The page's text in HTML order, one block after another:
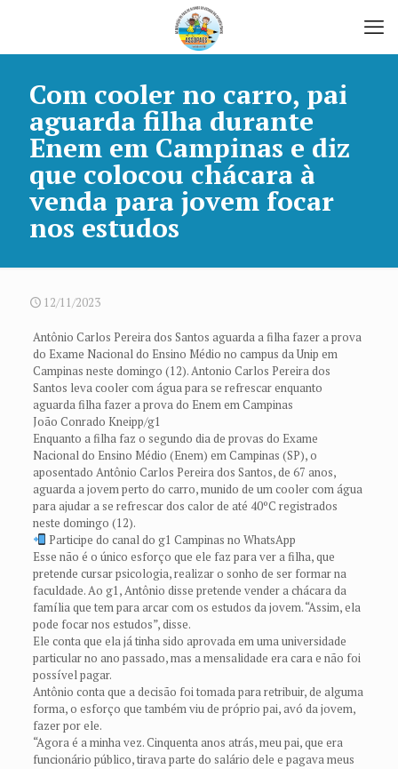
Com cooler no carro, pai
aguarda filha durante
Enem em Campinas e diz
que colocou chácara à
venda para jovem focar
nos estudos
12/11/2023
Antônio Carlos Pereira dos Santos aguarda a filha fazer a prova
do Exame Nacional do Ensino Médio no campus da Unip em
Campinas neste domingo (12). Antonio Carlos Pereira dos
Santos leva cooler com água para se refrescar enquanto
aguarda filha fazer a prova do Enem em Campinas
João Conrado Kneipp/g1
Enquanto a filha faz o segundo dia de provas do Exame
Nacional do Ensino Médio (Enem) em Campinas (SP), o
aposentado Antônio Carlos Pereira dos Santos, de 67 anos,
aguarda a jovem perto do carro, munido de um cooler com água
para ajudar a se refrescar dos calor de até 40ºC registrados
neste domingo (12).
Participe do canal do g1 Campinas no WhatsApp
Esse não é o único esforço que ele faz para ver a filha, que
pretende cursar psicologia, realizar o sonho de ser formar na
faculdade. Ao g1, Antônio disse pretende vender a chácara da
família que tem para arcar com os estudos da jovem. “Assim, ela
pode focar nos estudos”, disse.
Ele conta que ela já tinha sido aprovada em uma universidade
particular no ano passado, mas a mensalidade era cara e não foi
possível pagar.
Antônio conta que a decisão foi tomada para retribuir, de alguma
forma, o esforço que também viu de próprio pai, avó da jovem,
fazer por ele.
“Agora é a minha vez. Cinquenta anos atrás, meu pai, que era
funcionário público, tirava parte do salário dele e pagava meus